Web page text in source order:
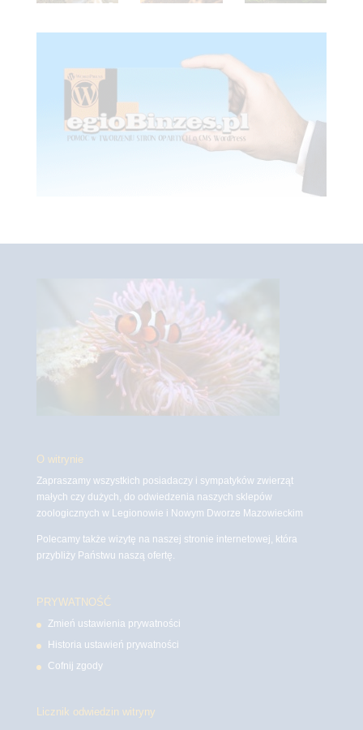
O witrynie
Zapraszamy wszystkich posiadaczy i sympatyków zwierząt
małych czy dużych, do odwiedzenia naszych sklepów
zoologicznych w Legionowie i Nowym Dworze Mazowieckim
Polecamy także wizytę na naszej stronie internetowej, która
przybliży Państwu naszą ofertę.
PRYWATNOŚĆ
Zmień ustawienia prywatności
Historia ustawień prywatności
Cofnij zgody
Licznik odwiedzin witryny